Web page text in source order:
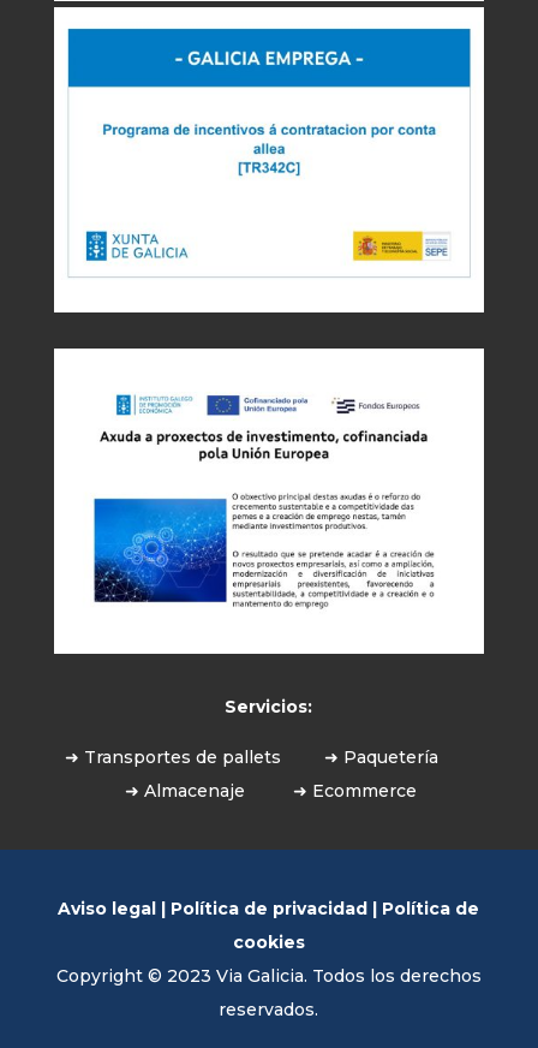
Servicios:
➜ Transportes de pallets➜ Paquetería
➜ Almacenaje➜ Ecommerce
Aviso legal | Política de privacidad | Política de
cookies
Copyright © 2023 Via Galicia. Todos los derechos
reservados.